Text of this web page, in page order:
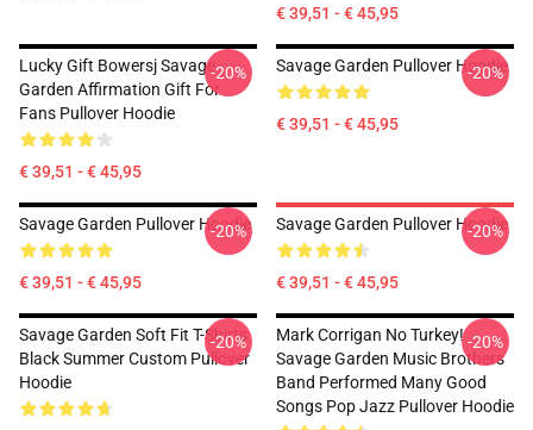
€ 39,51 - € 45,95
Lucky Gift Bowersj Savage
Garden Affirmation Gift For
Fans Pullover Hoodie
€ 39,51 - € 45,95
-20% Savage Garden Pullover Hoodie
€ 39,51 - € 45,95
-20%
Savage Garden Pullover Hoodie
€ 39,51 - € 45,95
-20% Savage Garden Pullover Hoodie
€ 39,51 - € 45,95
-20%
Savage Garden Soft Fit T-Shirts
Black Summer Custom Pullover
Hoodie
-20%
Mark Corrigan No Turkey!
Savage Garden Music Brothers
Band Performed Many Good
Songs Pop Jazz Pullover Hoodie
-20%